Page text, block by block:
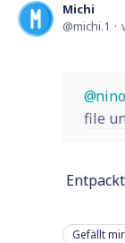
Michi
michi.1
file
Gefällt mir